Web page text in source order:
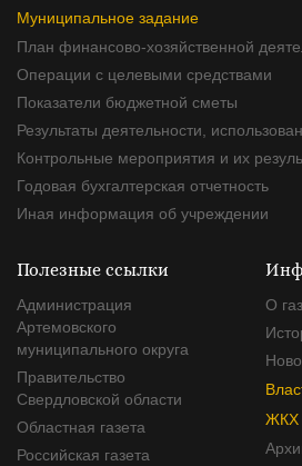
Муниципальное задание
План финансово-хозяйственной
Операции с целевыми средствами
Показатели бюджетной сметы
Результаты деятельности,
Контрольные мероприятия и их
Годовая бухгалтерская отчетность
Иная информация об учреждении
Полезные ссылки
Администрация
Артемовского
муниципального округа
Правительство
Свердловской области
Областная газета
Российская газета
О
ЖКХ